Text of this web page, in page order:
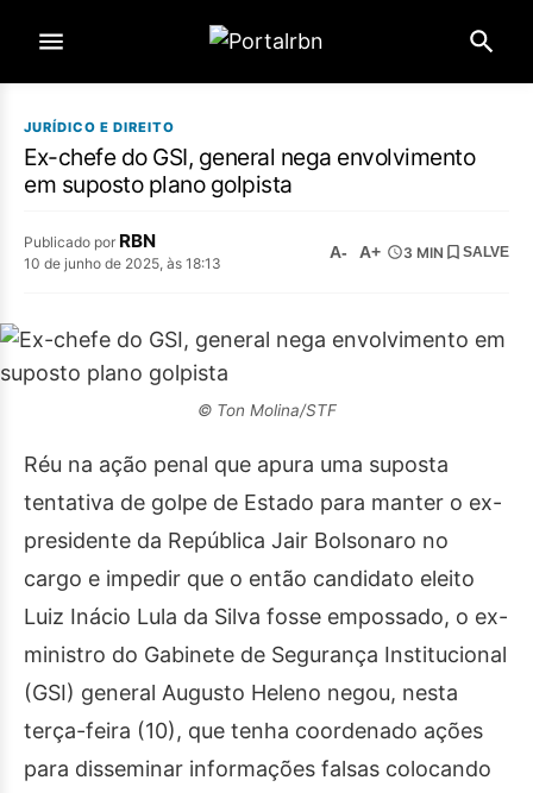
JURÍDICO E DIREITO
Ex-chefe do GSI, general nega envolvimento
em suposto plano golpista
Publicado por RBN
10 de junho de 2025, às 18:13
A- A+ 3 MIN SALVE
© Ton Molina/STF
Réu na ação penal que apura uma suposta
tentativa de golpe de Estado para manter o ex-
presidente da República Jair Bolsonaro no
cargo e impedir que o então candidato eleito
Luiz Inácio Lula da Silva fosse empossado, o ex-
ministro do Gabinete de Segurança Institucional
(GSI) general Augusto Heleno negou, nesta
terça-feira (10), que tenha coordenado ações
para disseminar informações falsas colocando